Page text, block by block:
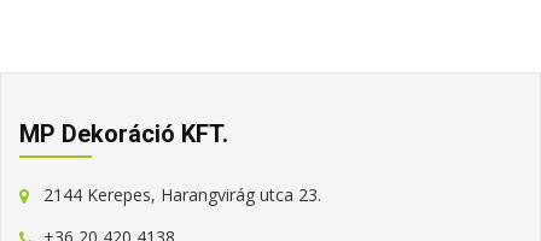
MP Dekoráció KFT.
2144 Kerepes, Harangvirág utca 23.